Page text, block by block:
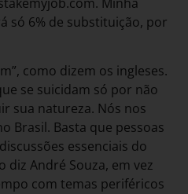
só 6% de substituição, por
como dizem os ingleses.
se suicidam só por não
sua natureza. Nós nos
Brasil. Basta que pessoas
essenciais do
André Souza, em vez
com temas periféricos